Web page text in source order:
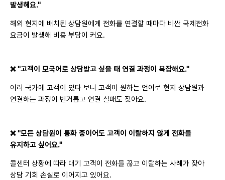
발생해요."
해외 현지에 배치된 상담원에게 전화를 연결할 때마다 비싼 국제전화
요금이 발생해 비용 부담이 커요.
❌ "고객이 모국어로 상담받고 싶을 때 연결 과정이 복잡해요."
여러 국가에 고객이 있다 보니 고객이 원하는 언어로 현지 상담원과
연결하는 과정이 번거롭고 연결 실패도 잦아요.
❌ "모든 상담원이 통화 중이어도 고객이 이탈하지 않게 전화를
유지하고 싶어요."
콜센터 상황에 따라 대기 고객이 전화를 끊고 이탈하는 사례가 잦아
상담 기회 손실로 이어지고 있어요.